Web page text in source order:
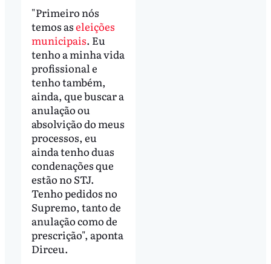
"Primeiro nós
temos aseleições
municipais. Eu
tenho a minha vida
profissional e
tenho também,
ainda, que buscar a
anulação ou
absolvição do meus
processos, eu
ainda tenho duas
condenações que
estão no STJ.
Tenho pedidos no
Supremo, tanto de
anulação como de
prescrição", aponta
Dirceu.